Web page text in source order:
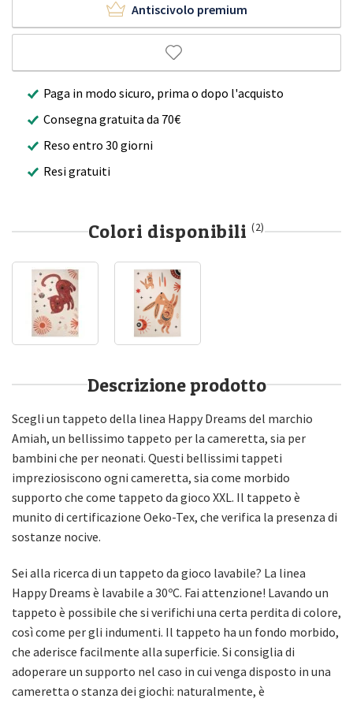
Antiscivolo premium
Paga in modo sicuro, prima o dopo l'acquisto
Consegna gratuita da 70€
Reso entro 30 giorni
Resi gratuiti
Colori disponibili (2)
Descrizione prodotto
Scegli un tappeto della linea Happy Dreams del marchio
Amiah, un bellissimo tappeto per la cameretta, sia per
bambini che per neonati. Questi bellissimi tappeti
impreziosiscono ogni cameretta, sia come morbido
supporto che come tappeto da gioco XXL. Il tappeto è
munito di certificazione Oeko-Tex, che verifica la presenza di
sostanze nocive.
Sei alla ricerca di un tappeto da gioco lavabile? La linea
Happy Dreams è lavabile a 30ºC. Fai attenzione! Lavando un
tappeto è possibile che si verifichi una certa perdita di colore,
così come per gli indumenti. Il tappeto ha un fondo morbido,
che aderisce facilmente alla superficie. Si consiglia di
adoperare un supporto nel caso in cui venga disposto in una
cameretta o stanza dei giochi: naturalmente, è